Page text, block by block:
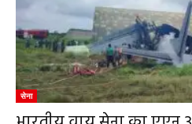
सेना